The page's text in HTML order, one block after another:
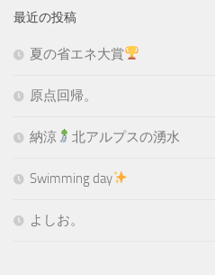
最近の投稿
夏の省エネ大賞
原点回帰。
納涼 北アルプスの湧水
Swimming day
よしお。